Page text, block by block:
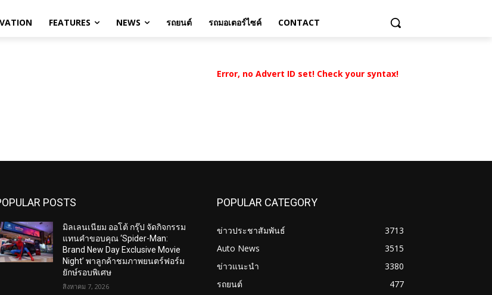
FEATURES NEWS รถยนต์ รถมอเตอร์ไซค์ CONTACT
Error, no Advert ID set! Check your syntax!
POSTS
มิลเลนเนียม ออโต้ กรุ๊ป จัดกิจกรรม
แทนคำขอบคุณ ‘Spider-Man:
Brand New Day Exclusive Movie
Night’ พาลูกค้าชมภาพยนตร์ฟอร์ม
ยักษ์รอบพิเศษ
สิงหาคม 7, 2026
POPULAR CATEGORY
ข่าวประชาสัมพันธ์
3713
Auto News
3515
ข่าวแนะนำ
3380
รถยนต์
477